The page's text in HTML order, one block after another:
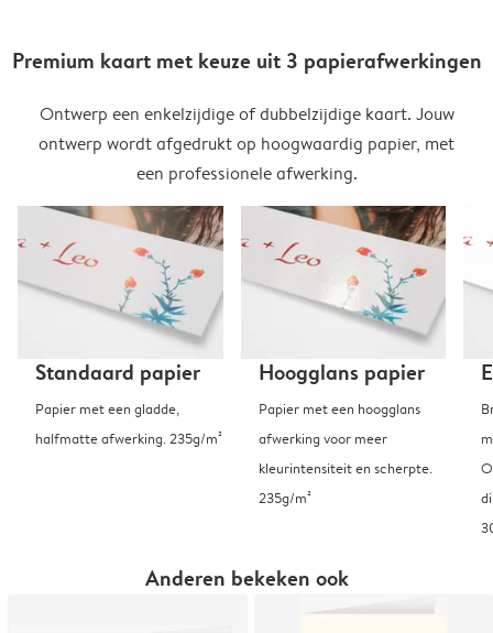
Premium kaart met keuze uit 3 papierafwerkingen
Ontwerp een enkelzijdige of dubbelzijdige kaart. Jouw
ontwerp wordt afgedrukt op hoogwaardig papier, met
een professionele afwerking.
Standaard papier
Papier met een gladde,
halfmatte afwerking. 235g/m²
Hoogglans papier
Papier met een hoogglans
afwerking voor meer
kleurintensiteit en scherpte.
235g/m²
Anderen bekeken ook